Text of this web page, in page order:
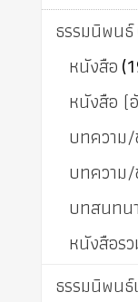
ธรรมนิพนธ์
หนังสือ
หนังสือ (
บทความ/
บทความ
บทสนท
หนังสือร
ธรรมนิพนธ์